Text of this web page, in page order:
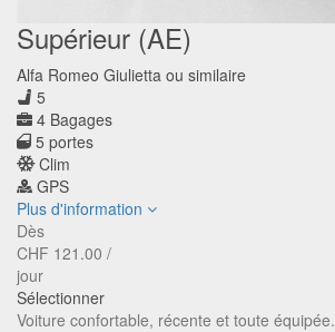
Supérieur (AE)
Alfa Romeo Giulietta ou similaire
5
4 Bagages
5 portes
Clim
GPS
Plus d'information
Dès
CHF 121.00 /
jour
Sélectionner
Voiture confortable, récente et toute équipée.